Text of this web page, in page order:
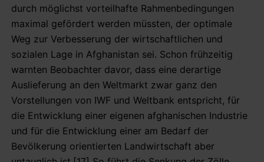
durch möglichst vorteilhafte Rahmenbedingungen
maximal gefördert werden müssten, der optimale
Weg zur Verbesserung der wirtschaftlichen und
sozialen Lage in Afghanistan sei. Schon frühzeitig
warnten Beobachter davor, dass eine derartige
Auslieferung an den Weltmarkt zwar ganz den
Vorstellungen von IWF und Weltbank entspricht, für
die Entwicklung einer eigenen afghanischen Industrie
und für die Entwicklung einer am Bedarf der
Bevölkerung orientierten Landwirtschaft aber